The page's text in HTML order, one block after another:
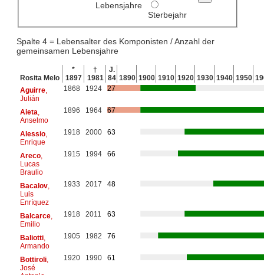
Lebensjahre
Sterbejahr
Spalte 4 = Lebensalter des Komponisten / Anzahl der
gemeinsamen Lebensjahre
Rosita Melo
*
1897
†
1981
J.
84 1890 1900 1910 1920 1930 1940 1950
Aguirre,
Julián
1868 1924 27
Aieta
Anselmo
1896 1964 67
Alessio,
Enrique
1918 2000 63
Areco,
Lucas
Braulio
1915 1994 66
Bacalov,
Luis
Enríquez
1933 2017 48
Balcarce,
Emilio
1918 2011 63
Baliotti,
Armando
1905 1982 76
Bottiroli,
José
1920 1990 61